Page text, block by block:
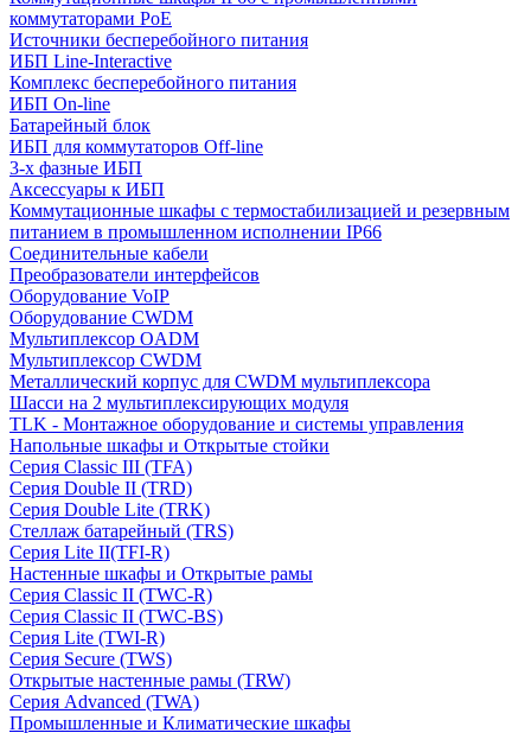
коммутаторами PoE
Источники бесперебойного питания
ИБП Line-Interactive
Комплекс бесперебойного питания
ИБП On-line
Батарейный блок
ИБП для коммутаторов Off-line
3-х фазные ИБП
Аксессуары к ИБП
Коммутационные шкафы с термостабилизацией и резервным
питанием в промышленном исполнении IP66
Соединительные кабели
Преобразователи интерфейсов
Оборудование VoIP
Оборудование CWDM
Мультиплекcор OADM
Мультиплексор CWDM
Металлический корпус для CWDM мультиплексора
Шасси на 2 мультиплексирующих модуля
TLK - Монтажное оборудование и системы управления
Напольные шкафы и Открытые стойки
Серия Classic III (TFA)
Серия Double II (TRD)
Серия Double Lite (TRK)
Стеллаж батарейный (TRS)
Серия Lite II(TFI-R)
Настенные шкафы и Открытые рамы
Серия Classic II (TWC-R)
Серия Classic II (TWC-BS)
Серия Lite (TWI-R)
Серия Secure (TWS)
Открытые настенные рамы (TRW)
Серия Advanced (TWA)
Промышленные и Климатические шкафы